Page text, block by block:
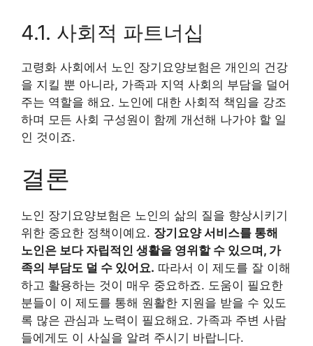
4.1. 사회적 파트너십
고령화 사회에서 노인 장기요양보험은 개인의 건강
을 지킬 뿐 아니라, 가족과 지역 사회의 부담을 덜어
주는 역할을 해요. 노인에 대한 사회적 책임을 강조
하며 모든 사회 구성원이 함께 개선해 나가야 할 일
인 것이죠.
결론
노인 장기요양보험은 노인의 삶의 질을 향상시키기
위한 중요한 정책이예요. 장기요양 서비스를 통해
노인은 보다 자립적인 생활을 영위할 수 있으며, 가
족의 부담도 덜 수 있어요. 따라서 이 제도를 잘 이해
하고 활용하는 것이 매우 중요하죠. 도움이 필요한
분들이 이 제도를 통해 원활한 지원을 받을 수 있도
록 많은 관심과 노력이 필요해요. 가족과 주변 사람
들에게도 이 사실을 알려 주시기 바랍니다.